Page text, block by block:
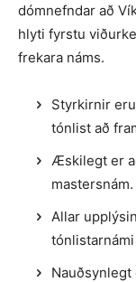
dómnefndar að
hlyti fyrstu
frekara náms.
Styrkirnir
tónlist að
Æskilegt er
mastersnám.
Allar